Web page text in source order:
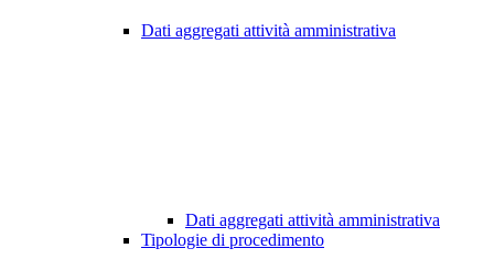
Dati aggregati attività amministrativa
Dati aggregati attività amministrativa
Tipologie di procedimento